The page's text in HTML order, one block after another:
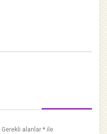
Gerekli alanlar * ile